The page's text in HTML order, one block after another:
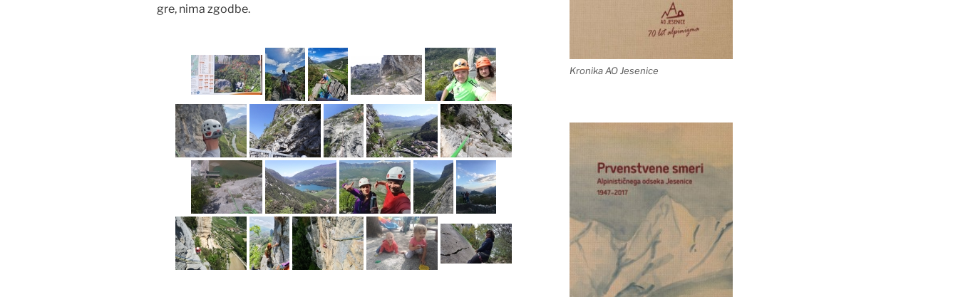
gre, nima zgodbe.
Kronika AO Jesenice